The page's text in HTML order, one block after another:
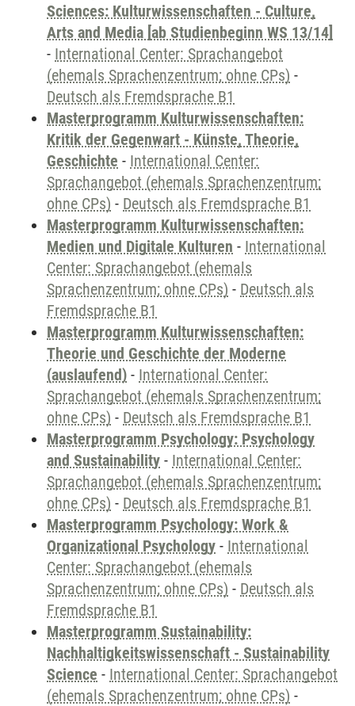
Sciences: Kulturwissenschaften - Culture,
Arts and Media [ab Studienbeginn WS 13/14]
- International Center: Sprachangebot
(ehemals Sprachenzentrum; ohne CPs) -
Deutsch als Fremdsprache B1
Masterprogramm Kulturwissenschaften:
Kritik der Gegenwart - Künste, Theorie,
Geschichte - International Center:
Sprachangebot (ehemals Sprachenzentrum;
ohne CPs) - Deutsch als Fremdsprache B1
Masterprogramm Kulturwissenschaften:
Medien und Digitale Kulturen - International
Center: Sprachangebot (ehemals
Sprachenzentrum; ohne CPs) - Deutsch als
Fremdsprache B1
Masterprogramm Kulturwissenschaften:
Theorie und Geschichte der Moderne
(auslaufend) - International Center:
Sprachangebot (ehemals Sprachenzentrum;
ohne CPs) - Deutsch als Fremdsprache B1
Masterprogramm Psychology: Psychology
and Sustainability - International Center:
Sprachangebot (ehemals Sprachenzentrum;
ohne CPs) - Deutsch als Fremdsprache B1
Masterprogramm Psychology: Work &
Organizational Psychology - International
Center: Sprachangebot (ehemals
Sprachenzentrum; ohne CPs) - Deutsch als
Fremdsprache B1
Masterprogramm Sustainability:
Nachhaltigkeitswissenschaft - Sustainability
Science - International Center: Sprachangebot
(ehemals Sprachenzentrum; ohne CPs) -